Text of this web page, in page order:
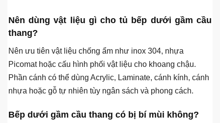
bếp nấu nên đặt ra vị trí thoáng hơn.
Bếp dưới gầm cầu thang có nên bố trí theo
phong thủy không?
Theo phong thủy truyền thống, bếp cần sự thông thoáng
và sạch sẽ nên không nên đặt ở vị trí quá thấp, tối hoặc bị
gầm cầu thang, có thể hóa giải bằng cách tăng sáng,